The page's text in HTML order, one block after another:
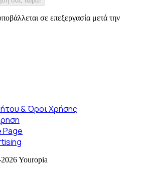
σε επεξεργασία μετά την
& Όροι Χρήσης
Page
Youropia